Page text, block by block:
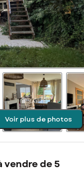
Voir plus de photos
vendre de 5